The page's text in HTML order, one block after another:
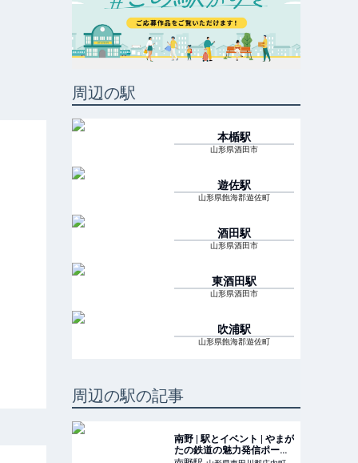
周辺の駅
本楯駅
山形県酒田市
遊佐駅
山形県飽海郡遊佐町
酒田駅
山形県酒田市
東酒田駅
山形県酒田市
吹浦駅
山形県飽海郡遊佐町
周辺の駅の記事
南野 | 駅とイベント | やまが
たの鉄道の魅力発信ポータ